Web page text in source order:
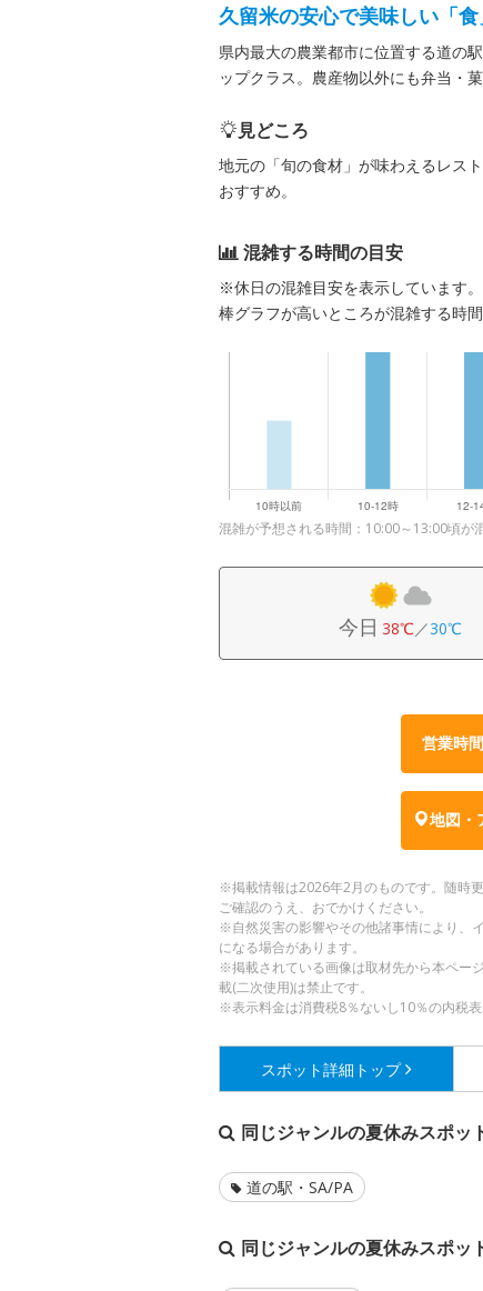
久留米の安心で美味しい「
県内最大の農業都市に位置する道の
ップクラス。農産物以外にも弁当・
見どころ
地元の「旬の食材」が味わえるレス
おすすめ。
混雑する時間の目安
※休日の混雑目安を表示しています。
棒グラフが高いところが混雑する時間
混雑が予想される時間：10:00～13:00頃が
今日 38℃／30℃
営業時
地図・
※掲載情報は2026年2月のものです。随時
ご確認のうえ、おでかけください。
※自然災害の影響やその他諸事情により、
になる場合があります。
※掲載されている画像は取材先から本ペー
載(二次使用)は禁止です。
※表示料金は消費税8％ないし10％の内税表
スポット詳細 トップ
同じジャンルの夏休みスポッ
道の駅・SA/PA
同じジャンルの夏休みスポッ